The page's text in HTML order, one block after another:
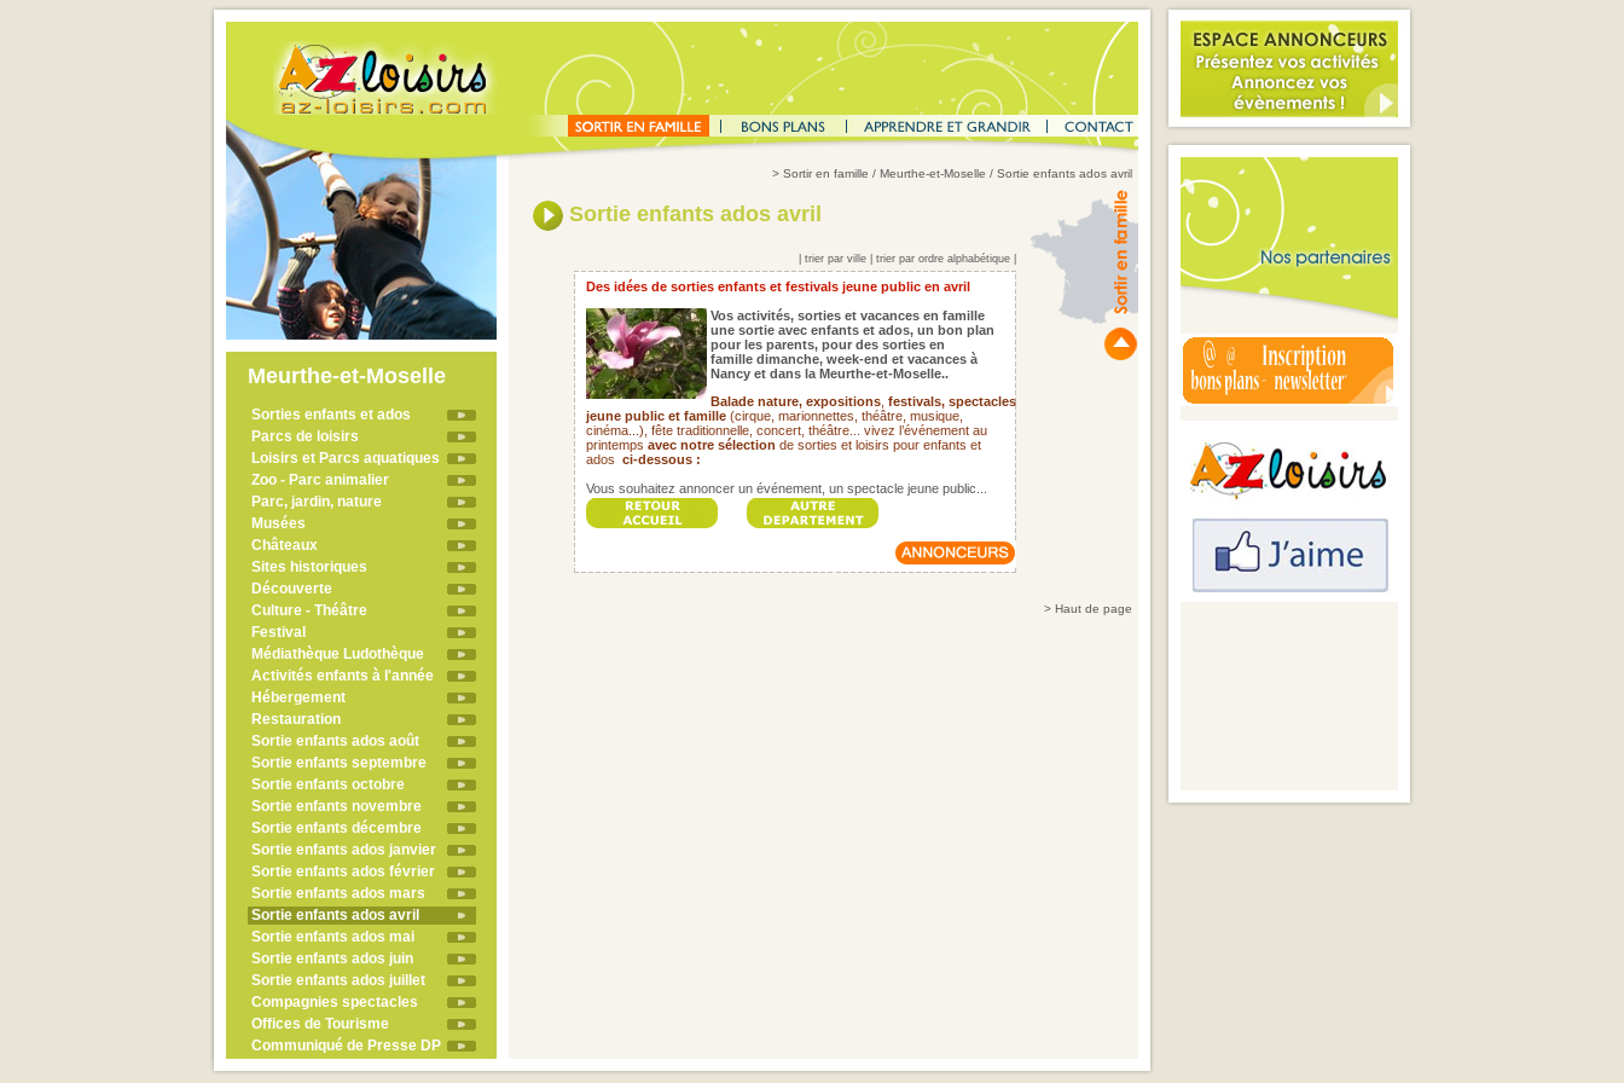
Meurthe-et-Moselle
Sorties enfants et ados
Parcs de loisirs
Loisirs et Parcs aquatiques
Zoo - Parc animalier
Parc, jardin, nature
Musées
Châteaux
Sites historiques
Découverte
Culture - Théâtre
Festival
Médiathèque Ludothèque
Activités enfants à l'année
Hébergement
Restauration
Sortie enfants ados août
Sortie enfants septembre
Sortie enfants octobre
Sortie enfants novembre
Sortie enfants décembre
Sortie enfants ados janvier
Sortie enfants ados février
Sortie enfants ados mars
Sortie enfants ados avril
Sortie enfants ados mai
Sortie enfants ados juin
Sortie enfants ados juillet
Compagnies spectacles
Offices de Tourisme
Communiqué de Presse DP
> Sortir en famille / Meurthe-et-Moselle / Sortie enfants ados avril
Sortie enfants ados avril
trier par ville trier par ordre alphabétique
Des idées de sorties enfants et festivals jeune public en avril
Vos activités, sorties et vacances en famille
une sortie avec enfants et ados, un bon plan
pour les parents, pour des sorties en
famille dimanche, week-end et vacances à
Nancy et dans la Meurthe-et-Moselle..
Balade nature, expositions festivals, spectacles
jeune public et famille (cirque, marionnettes, théâtre, musique,
cinéma...), fête traditionnelle, concert, théâtre... vivez l’événement au
printemps avec notre sélection de sorties et loisirs pour enfants et
ados ci-dessous :
Vous souhaitez annoncer un événement, un spectacle jeune public...
> Haut de page